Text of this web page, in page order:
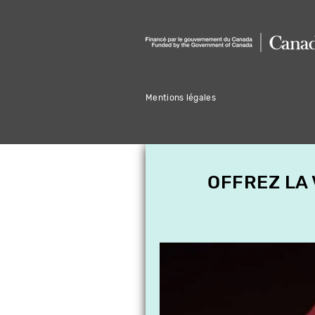
Mentions légales